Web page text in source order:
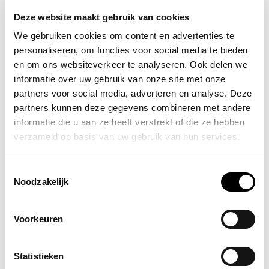
Deze website maakt gebruik van cookies
We gebruiken cookies om content en advertenties te
personaliseren, om functies voor social media te bieden
en om ons websiteverkeer te analyseren. Ook delen we
informatie over uw gebruik van onze site met onze
partners voor social media, adverteren en analyse. Deze
partners kunnen deze gegevens combineren met andere
informatie die u aan ze heeft verstrekt of die ze hebben
verzameld op basis van uw gebruik van hun services.
Noodzakelijk
Voorkeuren
Statistieken
melders te koppelen aan domotica en in sommige
Tips voor het kiezen van de juiste melder
Keuken of badkamer? Kies voor
een hittemelder. Slaapkamer of woonkamer? Ga
voor een rookmelder.
Kies de juiste techniek:Ionisatie voor snelle
vlammenbranden, optisch voor smeulbranden.
Extra functies:Overweeg melders met back-up
batterij, draadloze koppeling of slimme functies.
Controleer de certificering:
Let op keurmerken als EN
Onderhoud en testen:
Controleer batterijen, voer
10 jaar.